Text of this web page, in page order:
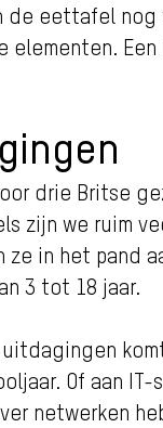
de eettafel
drie Britse
zijn we ruim
in het pand
3 tot 18 jaar.
Of aan
netwerken